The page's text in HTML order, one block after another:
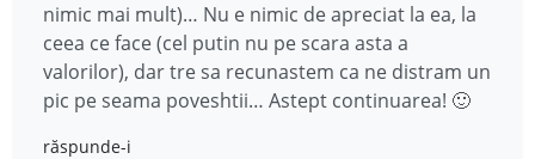
nimic mai mult)… Nu e nimic de apreciat la ea, la
ceea ce face (cel putin nu pe scara asta a
valorilor), dar tre sa recunastem ca ne distram un
pic pe seama poveshtii… Astept continuarea! 🙂
răspunde-i